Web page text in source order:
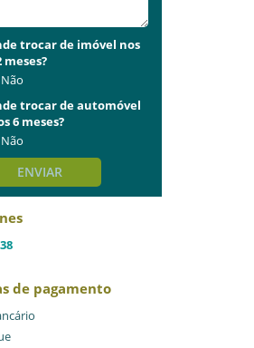
trocar de imóvel nos
Não
trocar de automóvel
6 meses?
Não
ENVIAR
de pagamento